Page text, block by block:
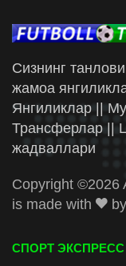
Сизнинг
жамоа
Янгиликлар ||
Трансферлар ||
жадваллари
Copyright ©2026
is made with
by
СПОРТ ЭКСПРЕСС